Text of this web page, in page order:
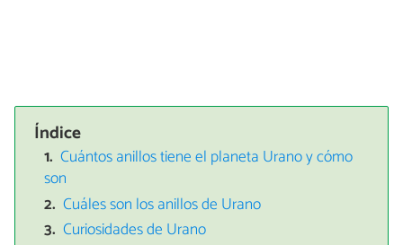
Índice
Cuántos anillos tiene el planeta Urano y cómo
son
Cuáles son los anillos de Urano
Curiosidades de Urano